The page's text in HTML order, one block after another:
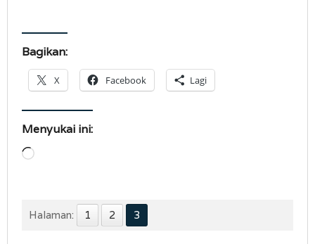
Bagikan:
X Facebook Lagi
Menyukai ini:
Memuat...
Halaman: 1 2 3